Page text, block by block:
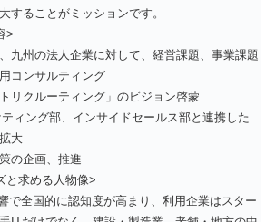
することがミッションです。
>
九州の法人企業に対して、経営課題、事業課題
コンサルティング
リクルーティング」のビジョン啓蒙
ティング部、インサイドセールス部と連携した
大
の企画、推進
と求める人物像>
で全国的に認知度が高まり、利用企業はスター